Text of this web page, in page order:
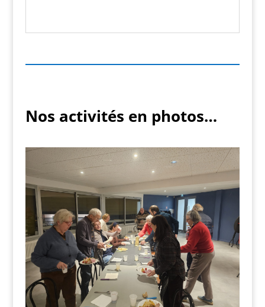
Nos activités en photos…